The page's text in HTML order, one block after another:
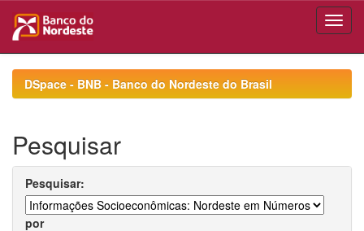
navigationDSpace - BNB - Banco do Nordeste do Brasil
Pesquisar
Pesquisar:
por